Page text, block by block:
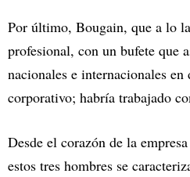
Por último, Bougain, que a lo
profesional, con un bufete que
nacionales e internacionales
corporativo; habría trabajado
Desde el corazón de la
estos tres hombres se